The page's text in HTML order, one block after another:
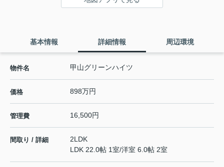
基本情報 詳細情報 周辺環境
物件名 甲山グリーンハイツ
価格 898万円
管理費 16,500円
間取り / 詳細
2LDK
LDK 22.0帖 1室/洋室 6.0帖 2室